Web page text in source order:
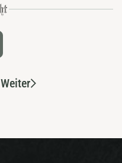
Weiter